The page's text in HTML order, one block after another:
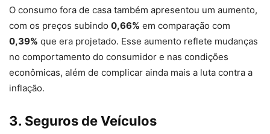
O consumo fora de casa também apresentou um aumento,
com os preços subindo 0,66% em comparação com
0,39% que era projetado. Esse aumento reflete mudanças
no comportamento do consumidor e nas condições
econômicas, além de complicar ainda mais a luta contra a
inflação.
3. Seguros de Veículos